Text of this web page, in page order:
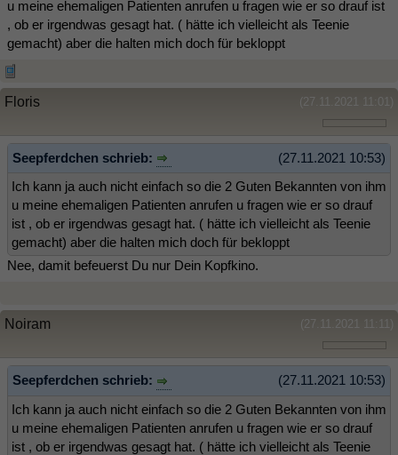
u meine ehemaligen Patienten anrufen u fragen wie er so drauf ist
, ob er irgendwas gesagt hat. ( hätte ich vielleicht als Teenie
gemacht) aber die halten mich doch für bekloppt
(27.11.2021 11:01)
Floris
(27.11.2021 10:53)
Seepferdchen schrieb:
Ich kann ja auch nicht einfach so die 2 Guten Bekannten von ihm
u meine ehemaligen Patienten anrufen u fragen wie er so drauf
ist , ob er irgendwas gesagt hat. ( hätte ich vielleicht als Teenie
gemacht) aber die halten mich doch für bekloppt
Nee, damit befeuerst Du nur Dein Kopfkino.
(27.11.2021 11:11)
Noiram
(27.11.2021 10:53)
Seepferdchen schrieb:
Ich kann ja auch nicht einfach so die 2 Guten Bekannten von ihm
u meine ehemaligen Patienten anrufen u fragen wie er so drauf
ist , ob er irgendwas gesagt hat. ( hätte ich vielleicht als Teenie